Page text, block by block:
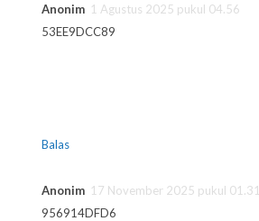
Anonim 1 Agustus 2025 pukul 04.56
53EE9DCC89
Balas
Anonim 17 November 2025 pukul 01.31
956914DFD6